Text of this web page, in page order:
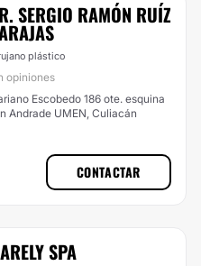
SERGIO RAMÓN RUÍZ
plástico
opiniones
Escobedo 186 ote. esquina
Andrade UMEN, Culiacán
CONTACTAR
SPA